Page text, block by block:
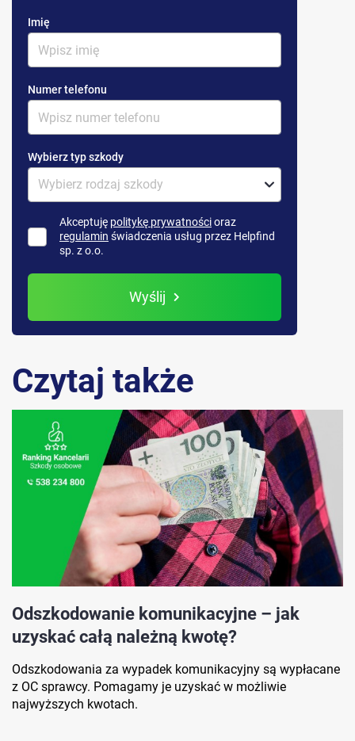
Imię
Numer telefonu
Wybierz typ szkody
Akceptuję politykę prywatnościoraz
regulamin świadczenia usług przez Helpfind
sp. z o.o.
Wyślij
Czytaj także
Odszkodowanie komunikacyjne – jak
uzyskać całą należną kwotę?
Odszkodowania za wypadek komunikacyjny są wypłacane
z OC sprawcy. Pomagamy je uzyskać w możliwie
najwyższych kwotach.